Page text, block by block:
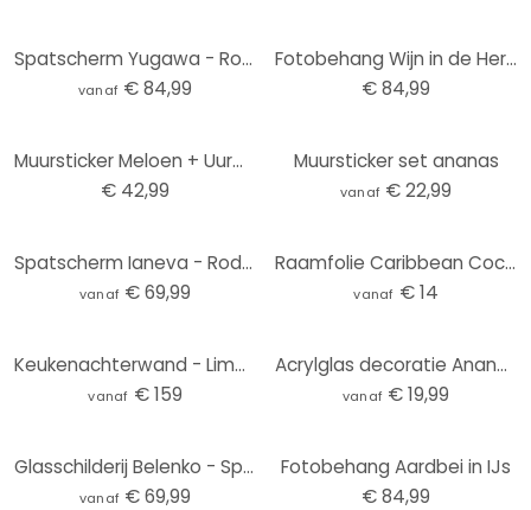
Spatscherm Yugawa - Rode Vruchten
vanaf € 84,99
Fotobehang Wijn in de Herfst
€ 84,99
Muursticker Meloen + Uurwerk
€ 42,99
Muursticker set ananas
vanaf € 22,99
Spatscherm Ianeva - Rode Appels
vanaf € 69,99
Raamfolie Caribbean Coconut – vierkant
vanaf € 14
Keukenachterwand - Limonade Rececpt
vanaf € 159
Acrylglas decoratie Ananas
vanaf € 19,99
Glasschilderij Belenko - Splashing Lemonade
vanaf € 69,99
Fotobehang Aardbei in IJs
€ 84,99